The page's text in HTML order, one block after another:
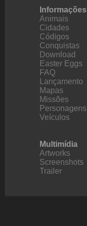
Informações
Animais
Cidades
Códigos
Conquistas
Download
Easter Eggs
FAQ
Lançamento
Mapas
Missões
Personagens
Veículos
Multimídia
Artworks
Screenshots
Trailer